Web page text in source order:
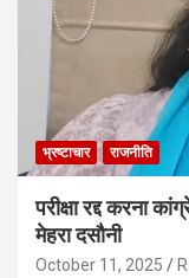
भ्रष्टाचार राजनीति
परीक्षा रद्द करना
मेहरा दसौनी
October 11, 2025